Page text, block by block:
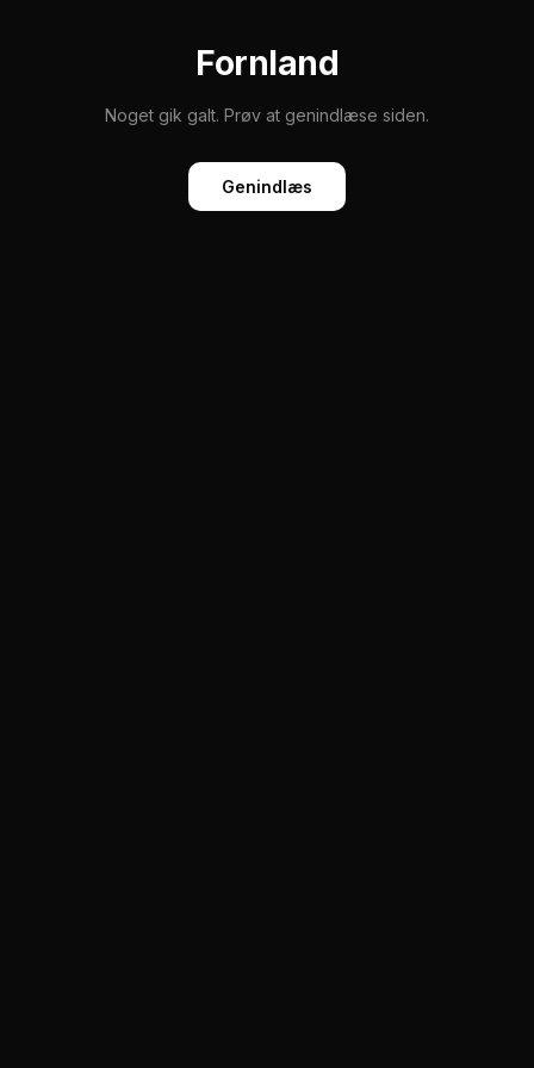
Fornland
Noget gik galt. Prøv at genindlæse siden.
Genindlæs